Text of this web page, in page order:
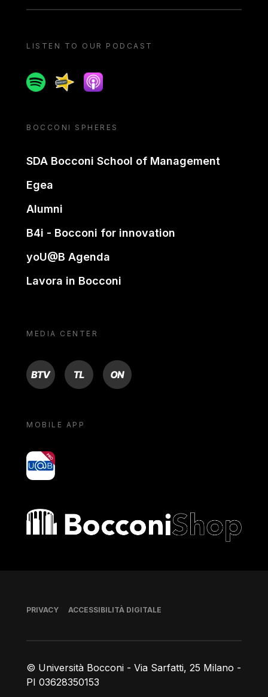
LISTEN TO OUR PODCAST
SpotifySpreakerApple podcast
BOCCONI SPHERES
SDA Bocconi School of Management
Egea
Alumni
B4i - Bocconi for innovation
yoU@B Agenda
Lavora in Bocconi
MEDIA CENTER
BTV TL ON
MOBILE APP
yoU@B
Bocconi shop
© Università Bocconi - Via Sarfatti, 25 Milano -
PI 03628350153
Piè di pagina
PRIVACY ACCESSIBILITÀ DIGITALE